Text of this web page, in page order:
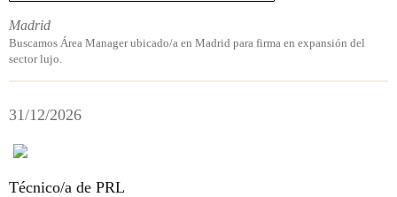
Madrid
Buscamos Área Manager ubicado/a en Madrid para firma en expansión del
sector lujo.
31/12/2026
Técnico/a de PRL